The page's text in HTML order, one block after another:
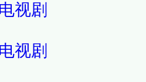
视剧
视剧